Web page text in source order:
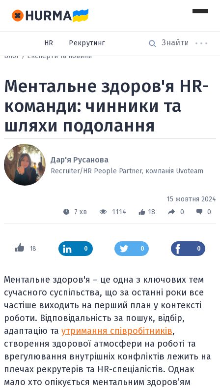
HR
Рекрутинг
Блог
Експерти та новини
Ментальне здоров'я HR-
команди: чинники та
шляхи подолання
Дар'я Русанова
Recruiter/HR People Partner, компанія Uvoteam
15 жовтня 2024
7 хв
1114 18 0 0
18 0 0 0
Ментальне здоров'я – це одна з ключових тем
сучасного суспільства, що за останні роки все
частіше виходить на перший план у контексті
роботи. Відповідальність за пошук, відбір,
адаптацію та утримання співробітників,
створення здорової атмосфери на роботі та
врегулювання внутрішніх конфліктів лежить на
плечах рекрутерів та HR-спеціалістів. Однак
мало хто опікується ментальним здоровʼям